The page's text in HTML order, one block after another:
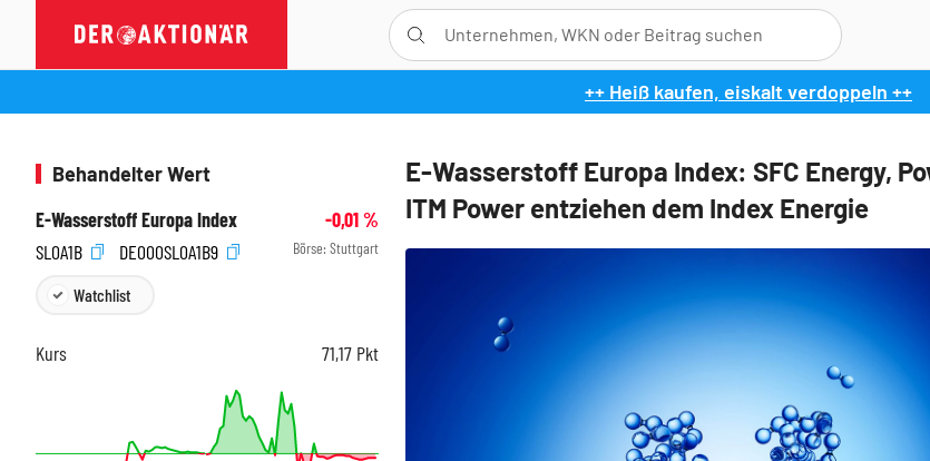
++ Heiß kaufen, eiskalt verdoppeln ++
E-Wasserstoff Europa Index: SFC Energy,
ITM Power entziehen dem Index Energie
Behandelter Wert
E-Wasserstoff Europa Index
-0,01%
SL0A1B
DE000SL0A1B9 Börse: Stuttgart
Watchlist
Kurs 71,17 Pkt